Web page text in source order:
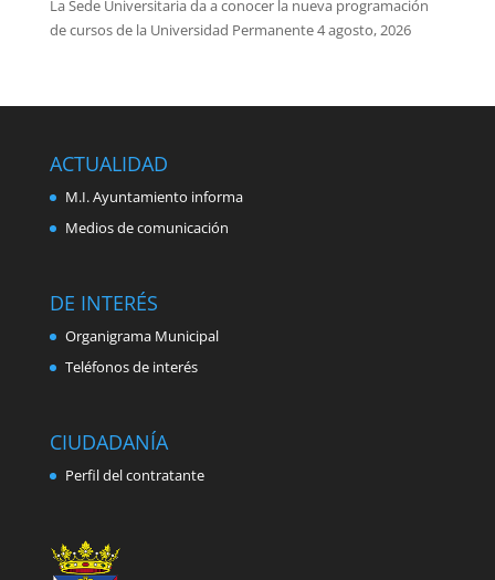
La Sede Universitaria da a conocer la nueva programación
de cursos de la Universidad Permanente4 agosto, 2026
ACTUALIDAD
M.I. Ayuntamiento informa
Medios de comunicación
DE INTERÉS
Organigrama Municipal
Teléfonos de interés
CIUDADANÍA
Perfil del contratante